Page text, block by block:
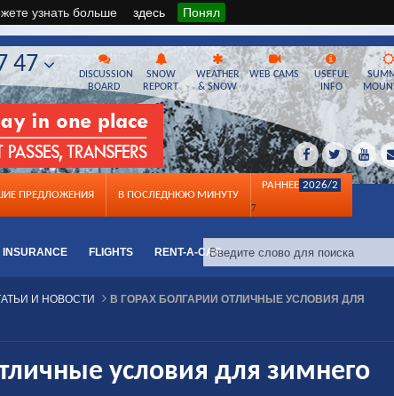
узнать больше здесь Понял
ПРЕДЛОЖЕНИЯ B ПОСЛЕДНЮЮ МИНУТУ
РАННЕЕ 2026/2
7
INSURANCE FLIGHTS RENT-A-CAR
DISCUSSION
BOARD
SNOW
REPORT
WEATHER
& SNOW
WEB CAMS
USEFUL
INFO
47
И НОВОСТИ
В ГОРАХ БОЛГАРИИ ОТЛИЧНЫЕ УСЛОВИЯ ДЛЯ
условия для зимнего